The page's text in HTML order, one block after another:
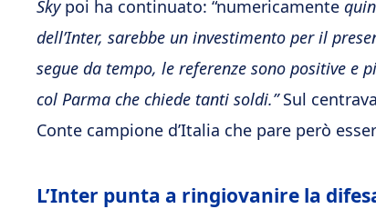
Skypoi ha continuato: “numericamente
dell’Inter, sarebbe un investimento per il
segue da tempo, le referenze sono positive e
col Parma che chiede tanti soldi.”Sul
Conte campione d’Italia che pare però
L’Inter punta a ringiovanire la